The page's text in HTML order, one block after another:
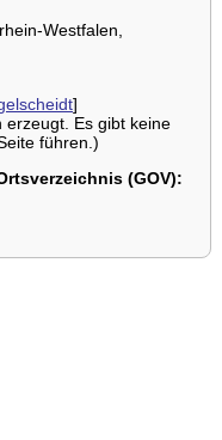
Westfalen,
]
erzeugt. Es gibt keine
führen.)
(GOV):